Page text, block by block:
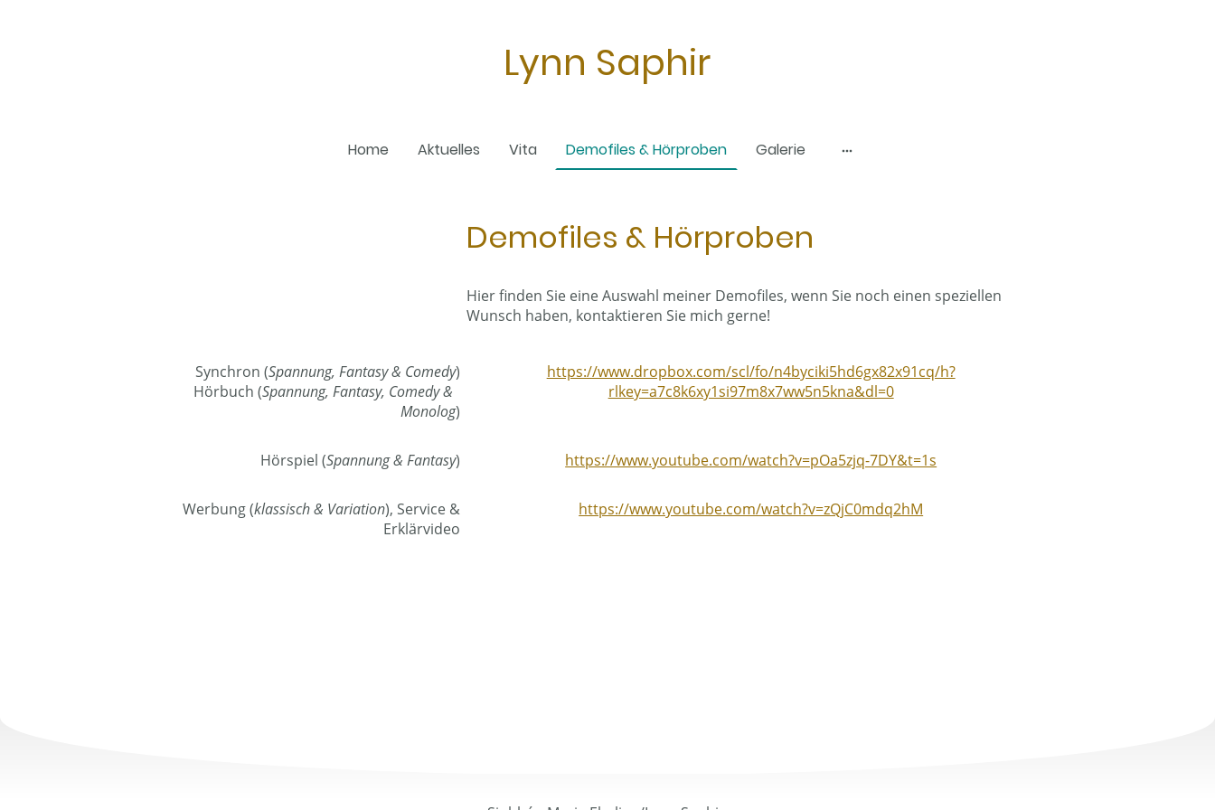
Lynn Saphir
Home Aktuelles Vita Demofiles & Hörproben Galerie
Demofiles & Hörproben
Hier finden Sie eine Auswahl meiner Demofiles, wenn Sie noch einen speziellen
Wunsch haben, kontaktieren Sie mich gerne!
Synchron (Spannung, Fantasy & Comedy)
Hörbuch (Spannung, Fantasy, Comedy &
Monolog)
https://www.dropbox.com/scl/fo/n4byciki5hd6gx82x91cq/h?
rlkey=a7c8k6xy1si97m8x7ww5n5kna&dl=0
Hörspiel (Spannung & Fantasy) https://www.youtube.com/watch?v=pOa5zjq-7DY&t=1s
Werbung (klassisch & Variation), Service &
Erklärvideo
https://www.youtube.com/watch?v=zQjC0mdq2hM